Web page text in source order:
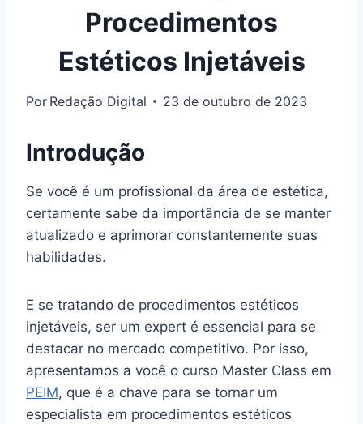
Procedimentos
Estéticos Injetáveis
Por Redação Digital 23 de outubro de 2023
Introdução
Se você é um profissional da área de estética,
certamente sabe da importância de se manter
atualizado e aprimorar constantemente suas
habilidades.
E se tratando de procedimentos estéticos
injetáveis, ser um expert é essencial para se
destacar no mercado competitivo. Por isso,
apresentamos a você o curso Master Class em
PEIM, que é a chave para se tornar um
especialista em procedimentos estéticos